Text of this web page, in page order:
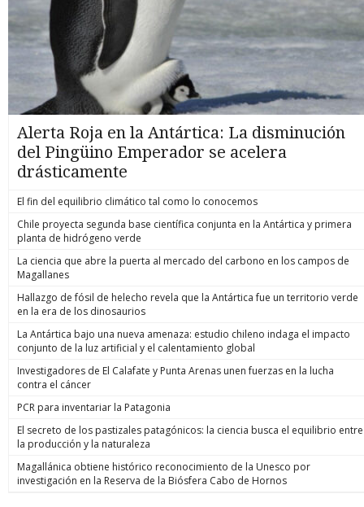
Alerta Roja en la Antártica: La disminución
del Pingüino Emperador se acelera
drásticamente
El fin del equilibrio climático tal como lo conocemos
Chile proyecta segunda base científica conjunta en la Antártica y primera
planta de hidrógeno verde
La ciencia que abre la puerta al mercado del carbono en los campos de
Magallanes
Hallazgo de fósil de helecho revela que la Antártica fue un territorio verde
en la era de los dinosaurios
La Antártica bajo una nueva amenaza: estudio chileno indaga el impacto
conjunto de la luz artificial y el calentamiento global
Investigadores de El Calafate y Punta Arenas unen fuerzas en la lucha
contra el cáncer
PCR para inventariar la Patagonia
El secreto de los pastizales patagónicos: la ciencia busca el equilibrio entre
la producción y la naturaleza
Magallánica obtiene histórico reconocimiento de la Unesco por
investigación en la Reserva de la Biósfera Cabo de Hornos